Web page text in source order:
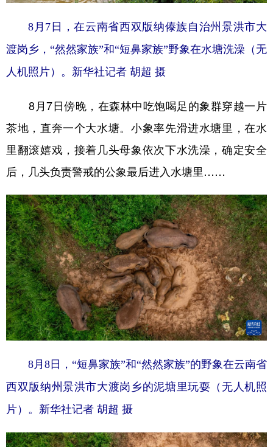
8月7日，在云南省西双版纳傣族自治州景洪市大
渡岗乡，“然然家族”和“短鼻家族”野象在水塘洗澡（无
人机照片）。 新华社记者 胡超 摄
8月7日傍晚，在森林中吃饱喝足的象群穿越一片
茶地，直奔一个大水塘。小象率先滑进水塘里，在水
里翻滚嬉戏，接着几头母象依次下水洗澡，确定安全
后，几头负责警戒的公象最后进入水塘里……
8月8日，“短鼻家族”和“然然家族”的野象在云南省
西双版纳州景洪市大渡岗乡的泥塘里玩耍（无人机照
片）。 新华社记者 胡超 摄